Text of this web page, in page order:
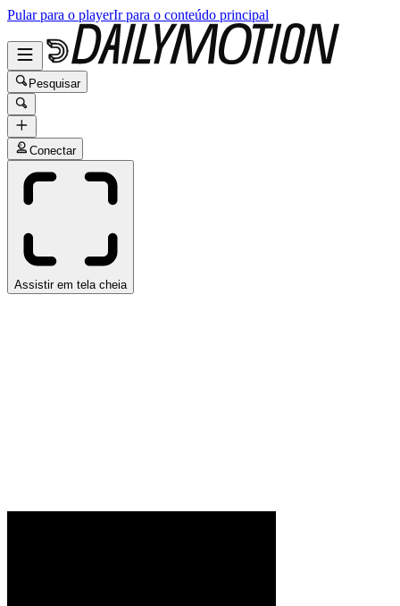
Pular para o playerIr para o conteúdo principal
Pesquisar
Conectar
Assistir em tela cheia